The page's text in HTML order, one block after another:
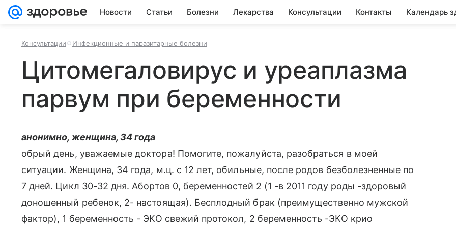
Новости Статьи Болезни Лекарства Консультации Контакты Календарь
Консультации Инфекционные и паразитарные болезни
Цитомегаловирус и уреаплазма
парвум при беременности
анонимно, женщина, 34 года
обрый день, уважаемые доктора! Помогите, пожалуйста, разобраться в моей
ситуации. Женщина, 34 года, м.ц. с 12 лет, обильные, после родов безболезненные по
7 дней. Цикл 30-32 дня. Абортов 0, беременностей 2 (1 -в 2011 году роды -здоровый
доношенный ребенок, 2- настоящая). Бесплодный брак (преимущественно мужской
фактор), 1 беременность - ЭКО свежий протокол, 2 беременность -ЭКО крио